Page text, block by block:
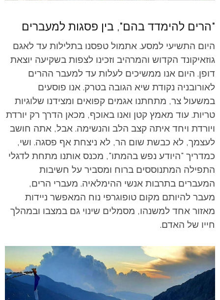
"הרים להימדד בהם", בין פסגות למעברים
היום התשיעי למסע. אתמול טפסנו בתלילות עד לאגם
גוזאיקונד הקדוש והמרהיב וזכינו לצפות בשקיעה יוצאת
דופן. היום אנו ממשיכים לעלות עד למעבר ההרים
לאורובניה נקודת שיא הגובה בטרק. אנו פוסעים
במשעול צר, מתחתנו אגמים קפואים ומצידנו שלוגיות
טריות. עוד מאמץ קטן ואנו באוכף, מכאן הדרך רק יורדת
ויורדת ויחד איתה קצב הלב והנשימה. אבל, אתה חושב
לעצמך, לא כבשת שום הר, לא ניצחת אף פסגה. ושי,
כמדריך "היודע נפש בהמתו", מכנס אותנו מתחת לדגלי
התפילה המתנוססים ברוח ומסביר על חשיבות
המעברים בתרבות אנשי ההימלאיה. מעברי הרים,
מעבר להיותם מקום טופוגרפי נוח המאפשר ניידות
מאזור אחד למשנהו, מסמלים שינוי גם במצבו ובמהלך
חייו של האדם.